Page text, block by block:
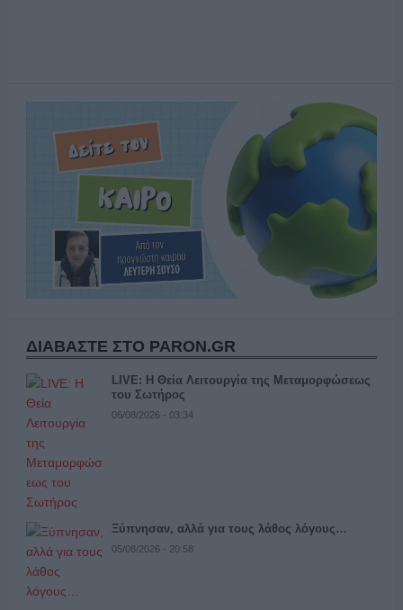
ΔΙΑΒΑΣΤΕ ΣΤΟ PARON.GR
LIVE: Η Θεία Λειτουργία της Μεταμορφώσεως
του Σωτήρος
06/08/2026 - 03:34
Ξύπνησαν, αλλά για τους λάθος λόγους…
05/08/2026 - 20:58